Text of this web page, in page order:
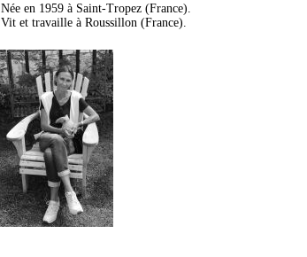
Née en 1959 à Saint-Tropez (France).
Vit et travaille à Roussillon (France).